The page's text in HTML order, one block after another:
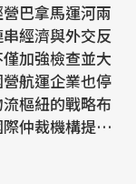
巴拿馬運河兩
經濟與外交反
加強檢查並大
航運企業也停
樞紐的戰略布
仲裁機構提出2